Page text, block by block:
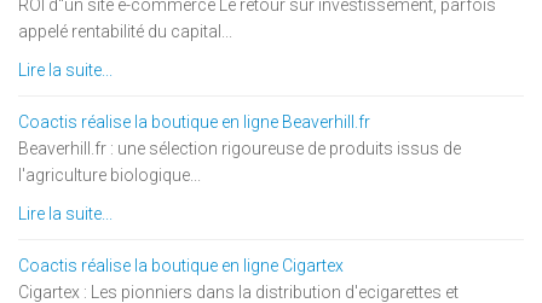
ROI d''un site e-commerce Le retour sur investissement, parfois
appelé rentabilité du capital...
Lire la suite...
Coactis réalise la boutique en ligne Beaverhill.fr
Beaverhill.fr : une sélection rigoureuse de produits issus de
l'agriculture biologique...
Lire la suite...
Coactis réalise la boutique en ligne Cigartex
Cigartex : Les pionniers dans la distribution d'ecigarettes et